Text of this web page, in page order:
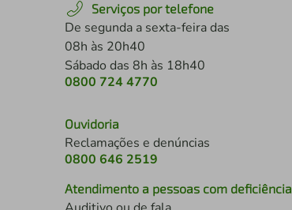
Serviços por telefone
De segunda a sexta-feira das
08h às 20h40
Sábado das 8h às 18h40
0800 724 4770
Ouvidoria
Reclamações e denúncias
0800 646 2519
Atendimento a pessoas com deficiência